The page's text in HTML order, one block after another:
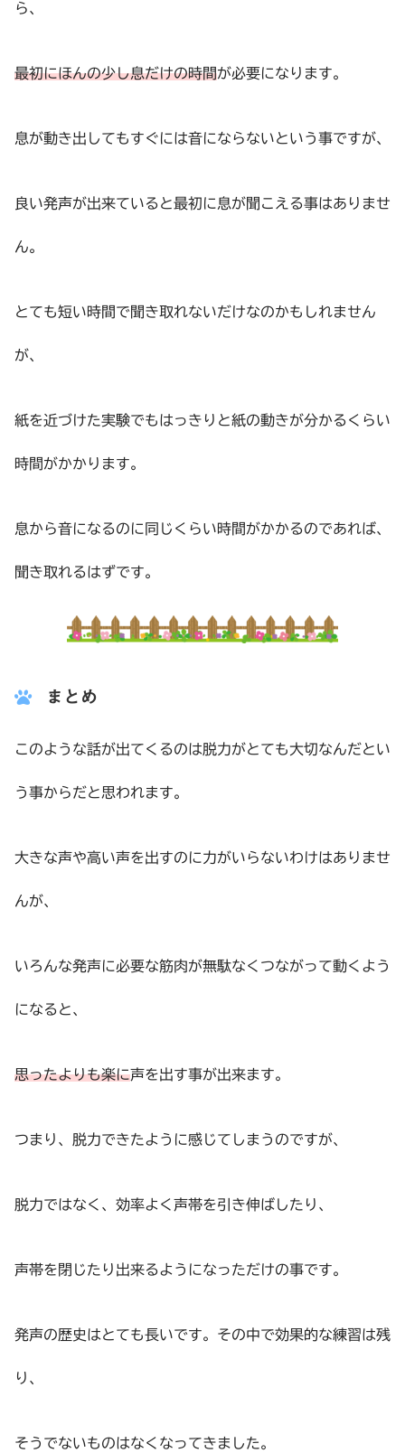
ら、
最初にほんの少し息だけの時間が必要になります。
息が動き出してもすぐには音にならないという事ですが、
良い発声が出来ていると最初に息が聞こえる事はありませ
ん。
とても短い時間で聞き取れないだけなのかもしれません
が、
紙を近づけた実験でもはっきりと紙の動きが分かるくらい
時間がかかります。
息から音になるのに同じくらい時間がかかるのであれば、
聞き取れるはずです。
まとめ
このような話が出てくるのは脱力がとても大切なんだとい
う事からだと思われます。
大きな声や高い声を出すのに力がいらないわけはありませ
んが、
いろんな発声に必要な筋肉が無駄なくつながって動くよう
になると、
思ったよりも楽に声を出す事が出来ます。
つまり、脱力できたように感じてしまうのですが、
脱力ではなく、効率よく声帯を引き伸ばしたり、
声帯を閉じたり出来るようになっただけの事です。
発声の歴史はとても長いです。その中で効果的な練習は残
り、
そうでないものはなくなってきました。